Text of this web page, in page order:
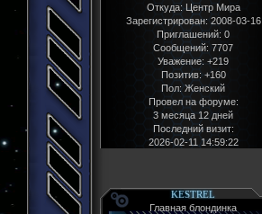
Откуда: Центр Мира
Зарегистрирован: 2008-03-16
Приглашений: 0
Сообщений: 7707
Уважение: +219
Позитив: +160
Пол:Женский
Провел на форуме:
3 месяца 12 дней
Последний визит:
2026-02-11 14:59:22
KESTREL
Главная блондинка